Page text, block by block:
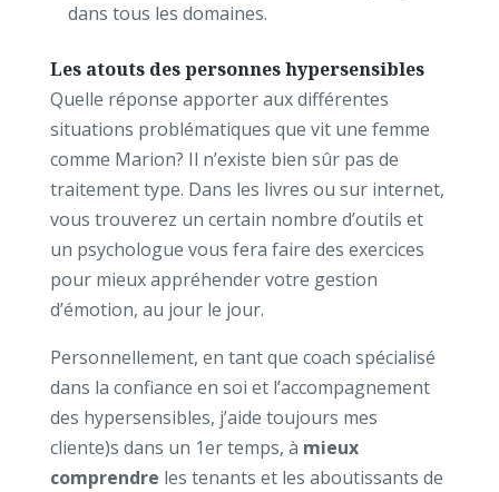
dans tous les domaines.
Les atouts des personnes hypersensibles
Quelle réponse apporter aux différentes
situations problématiques que vit une femme
comme Marion? Il n’existe bien sûr pas de
traitement type. Dans les livres ou sur internet,
vous trouverez un certain nombre d’outils et
un psychologue vous fera faire des exercices
pour mieux appréhender votre gestion
d’émotion, au jour le jour.
Personnellement, en tant que coach spécialisé
dans la confiance en soi et l’accompagnement
des hypersensibles, j’aide toujours mes
cliente)s dans un 1er temps, à mieux
comprendre les tenants et les aboutissants de